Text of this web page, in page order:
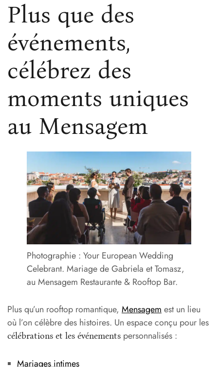
Plus que des
événements,
célébrez des
moments uniques
au Mensagem
Photographie : Your European Wedding
Celebrant. Mariage de Gabriela et Tomasz,
au Mensagem Restaurante & Rooftop Bar.
Plus qu’un rooftop romantique, Mensagemest un lieu
où l’on célèbre des histoires. Un espace conçu pour les
célébrations et les événements personnalisés :
Mariages intimes